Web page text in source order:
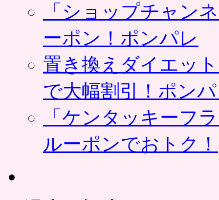
「ショップチャン
ーポン！ポンパレ
置き換えダイエッ
で大幅割引！ポン
「ケンタッキーフ
ルーポンでおトク！